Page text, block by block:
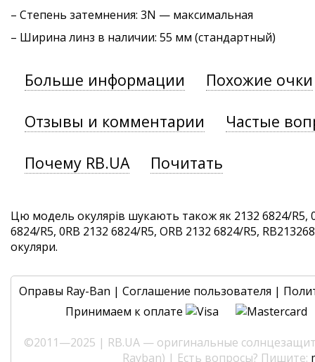
– Степень затемнения: 3N — максимальная
– Ширина линз в наличии: 55 мм (стандартный)
Больше информации Похожие очки
Отзывы и комментарии Частые
Почему RB.UA Почитать
Цю модель окулярів шукають також як 2132 6824/R5,
6824/R5, 0RB 2132 6824/R5, ORB 2132 6824/R5,
окуляри.
Оправы Ray-Ban | Соглашение пользователя |
Принимаем к оплате
©2011—2025 | RB.UA — оригинальные
Rayban) | Есть вопросы? Пишите: